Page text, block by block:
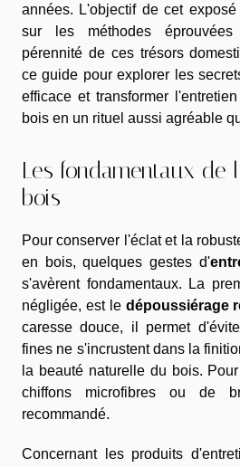
années. L'objectif de cet
sur les méthodes
pérennité de ces trésors
ce guide pour explorer les
efficace et transformer
bois en un rituel aussi agréable
Les fondamentaux de
bois
Pour conserver l'éclat et la
en bois, quelques gestes d'
s'avèrent fondamentaux. La
négligée, est le dépoussiérage
caresse douce, il permet
fines ne s'incrustent dans la
la beauté naturelle du bois.
chiffons microfibres ou de
recommandé.
Concernant les produits